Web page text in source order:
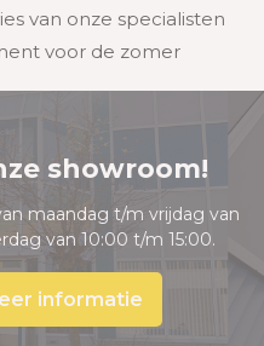
van onze specialisten
voor de zomer
showroom!
maandag t/m vrijdag van
van 10:00 t/m 15:00.
informatie